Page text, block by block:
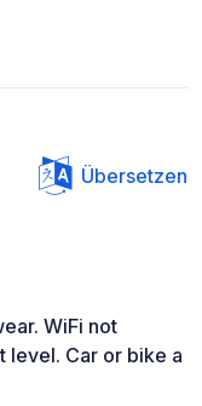
Übersetzen
WiFi not
level. Car or bike a